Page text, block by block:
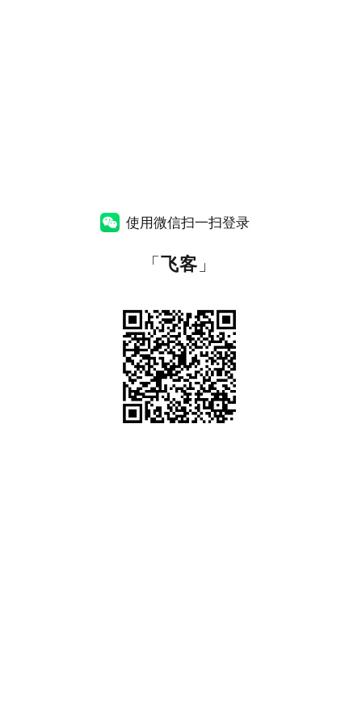
使用微信扫一扫登录
「飞客 」